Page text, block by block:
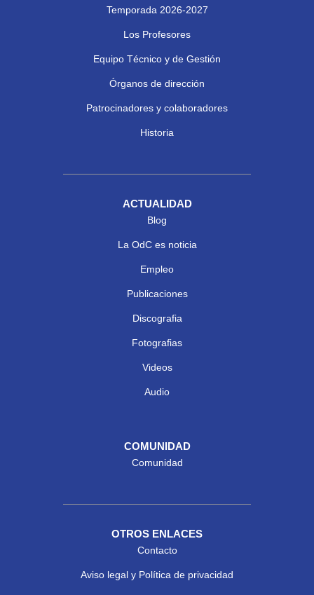
Temporada 2026-2027
Los Profesores
Equipo Técnico y de Gestión
Órganos de dirección
Patrocinadores y colaboradores
Historia
ACTUALIDAD
Blog
La OdC es noticia
Empleo
Publicaciones
Discografia
Fotografias
Videos
Audio
COMUNIDAD
Comunidad
OTROS ENLACES
Contacto
Aviso legal y Política de privacidad